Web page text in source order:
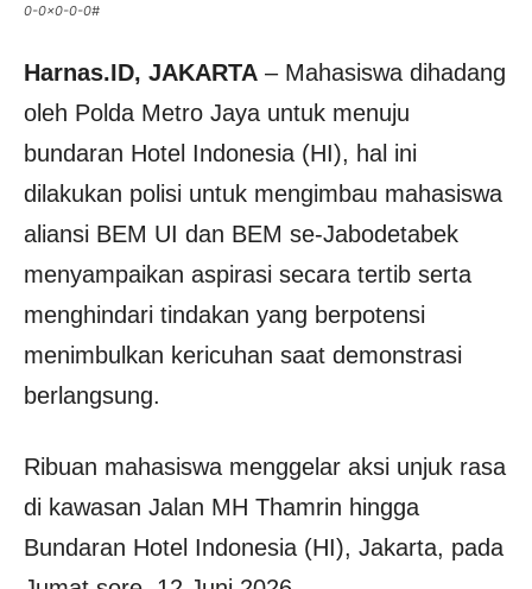
0-0x0-0-0#
Harnas.ID, JAKARTA – Mahasiswa dihadang
oleh Polda Metro Jaya untuk menuju
bundaran Hotel Indonesia (HI), hal ini
dilakukan polisi untuk mengimbau mahasiswa
aliansi BEM UI dan BEM se-Jabodetabek
menyampaikan aspirasi secara tertib serta
menghindari tindakan yang berpotensi
menimbulkan kericuhan saat demonstrasi
berlangsung.
Ribuan mahasiswa menggelar aksi unjuk rasa
di kawasan Jalan MH Thamrin hingga
Bundaran Hotel Indonesia (HI), Jakarta, pada